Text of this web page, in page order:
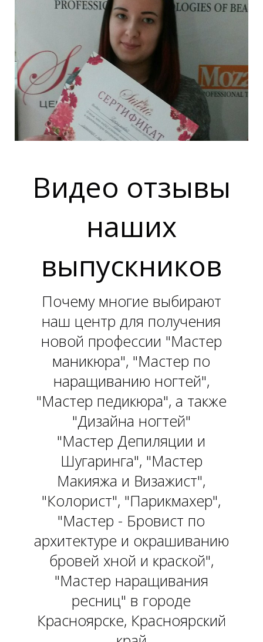
Видео отзывы
наших
выпускников
Почему многие выбирают
наш центр для получения
новой профессии "Мастер
маникюра", "Мастер по
наращиванию ногтей",
"Мастер педикюра", а также
"Дизайна ногтей"
"Мастер Депиляции и
Шугаринга", "Мастер
Макияжа и Визажист",
"Колорист", "Парикмахер",
"Мастер - Бровист по
архитектуре и окрашиванию
бровей хной и краской",
"Мастер наращивания
ресниц" в городе
Красноярске, Красноярский